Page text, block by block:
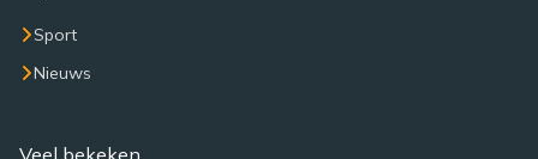
Sport
Nieuws
Veel bekeken